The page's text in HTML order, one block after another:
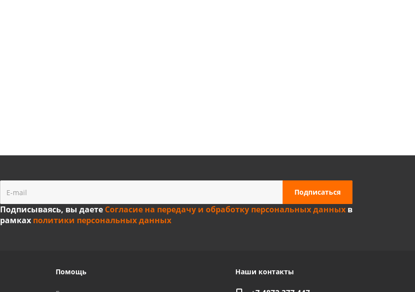
Подписываясь, вы даете Согласие на передачу и обработку персональных данныхв
рамках политики персональных данных
Помощь Наши контакты